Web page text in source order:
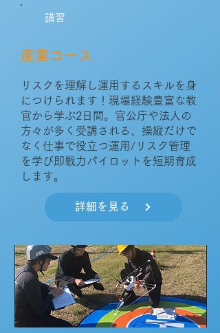
講習
産業コース
リスクを理解し運用するスキルを身
につけられます！現場経験豊富な教
官から学ぶ2日間。官公庁や法人の
方々が多く受講される、操縦だけで
なく仕事で役立つ運用/リスク管理
を学び即戦力パイロットを短期育成
します。
詳細を見る